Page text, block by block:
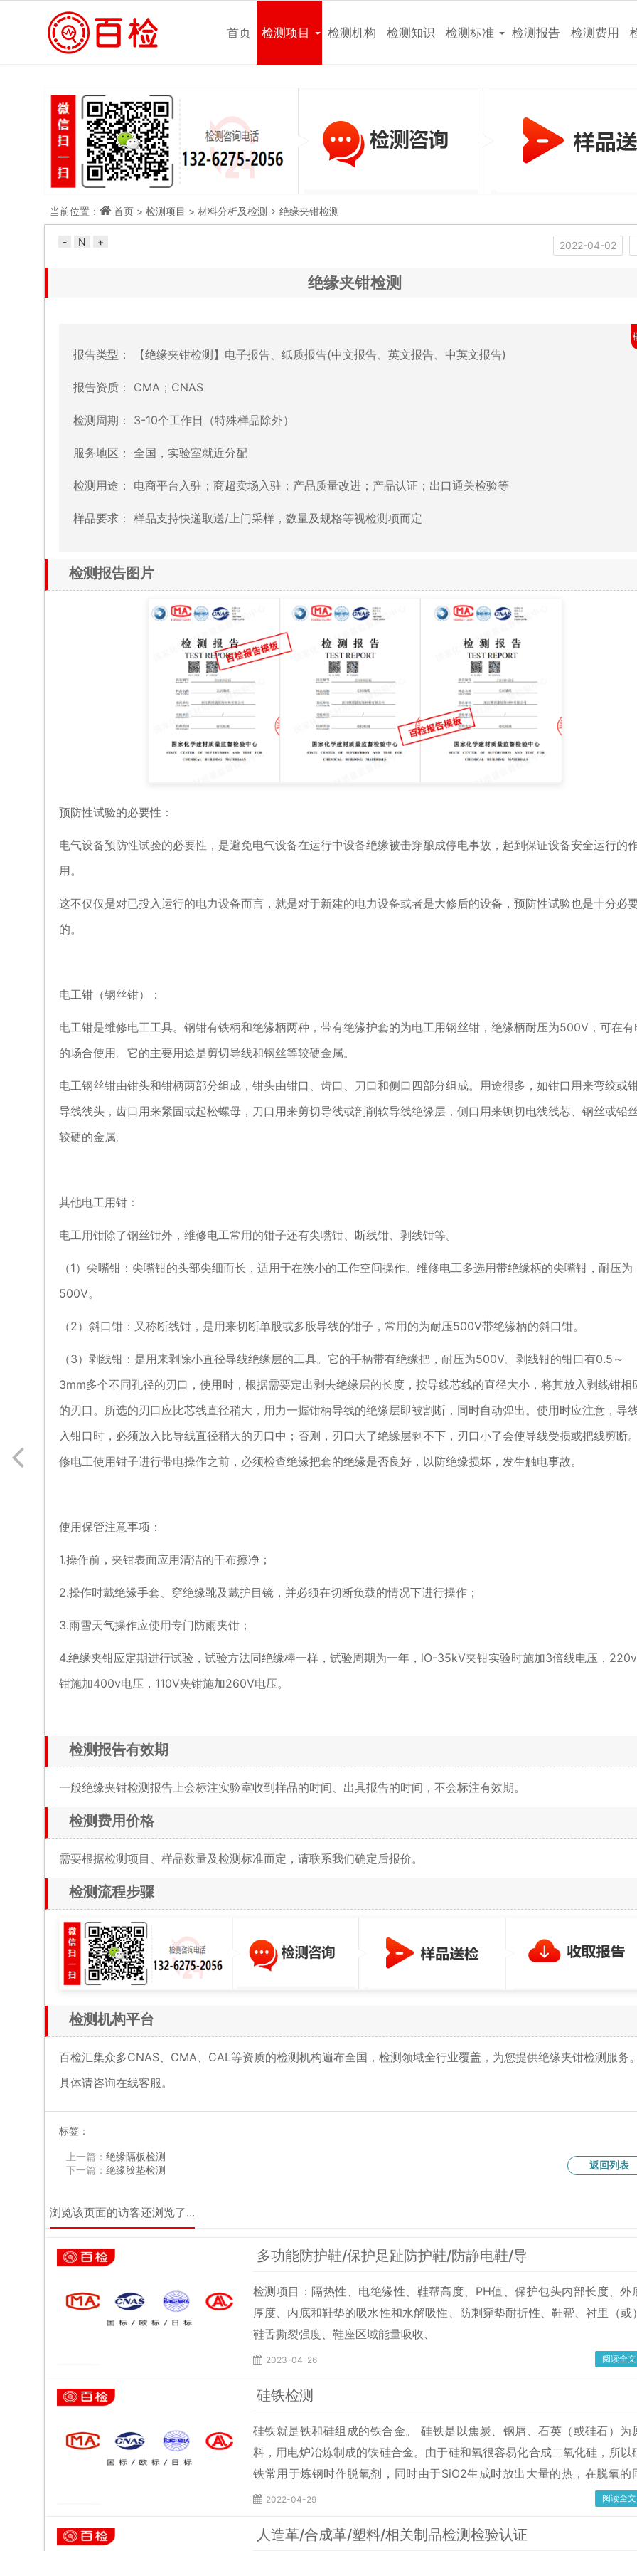
做检测，上百检网！
首页 检测项目 检测机构 检测知识 检测标准 检测报告 检测费用
当前位置： 首页 > 检测项目 > 材料分析及检测 绝缘夹钳检测
2022-04-02
- N +
绝缘夹钳检测
报告类型： 【绝缘夹钳检测】电子报告、纸质报告(中文报告、英文报告、中英文报告)
报告资质： CMA；CNAS
检测周期： 3-10个工作日（特殊样品除外）
服务地区： 全国，实验室就近分配
检测用途： 电商平台入驻；商超卖场入驻；产品质量改进；产品认证；出口通关检验等
样品要求： 样品支持快递取送/上门采样，数量及规格等视检测项而定
检测报告图片
预防性试验的必要性：
电气设备预防性试验的必要性，是避免电气设备在运行中设备绝缘被击穿酿成停电事故，起到保证设备安全运行的
用。
这不仅仅是对已投入运行的电力设备而言，就是对于新建的电力设备或者是大修后的设备，预防性试验也是十分必
的。
电工钳（钢丝钳）：
电工钳是维修电工工具。钢钳有铁柄和绝缘柄两种，带有绝缘护套的为电工用钢丝钳，绝缘柄耐压为500V，可在有
的场合使用。它的主要用途是剪切导线和钢丝等较硬金属。
电工钢丝钳由钳头和钳柄两部分组成，钳头由钳口、齿口、刀口和侧口四部分组成。用途很多，如钳口用来弯绞或
导线线头，齿口用来紧固或起松螺母，刀口用来剪切导线或剖削软导线绝缘层，侧口用来铡切电线线芯、钢丝或铅
较硬的金属。
其他电工用钳：
电工用钳除了钢丝钳外，维修电工常用的钳子还有尖嘴钳、断线钳、剥线钳等。
（1）尖嘴钳：尖嘴钳的头部尖细而长，适用于在狭小的工作空间操作。维修电工多选用带绝缘柄的尖嘴钳，耐压为
500V。
（2）斜口钳：又称断线钳，是用来切断单股或多股导线的钳子，常用的为耐压500V带绝缘柄的斜口钳。
（3）剥线钳：是用来剥除小直径导线绝缘层的工具。它的手柄带有绝缘把，耐压为500V。剥线钳的钳口有0.5～
3mm多个不同孔径的刃口，使用时，根据需要定出剥去绝缘层的长度，按导线芯线的直径大小，将其放入剥线钳相
的刃口。所选的刃口应比芯线直径稍大，用力一握钳柄导线的绝缘层即被割断，同时自动弹出。使用时应注意，导
入钳口时，必须放入比导线直径稍大的刃口中；否则，刃口大了绝缘层剥不下，刃口小了会使导线受损或把线剪断
修电工使用钳子进行带电操作之前，必须检查绝缘把套的绝缘是否良好，以防绝缘损坏，发生触电事故。
使用保管注意事项：
1.操作前，夹钳表面应用清洁的干布擦净；
2.操作时戴绝缘手套、穿绝缘靴及戴护目镜，并必须在切断负载的情况下进行操作；
3.雨雪天气操作应使用专门防雨夹钳；
4.绝缘夹钳应定期进行试验，试验方法同绝缘棒一样，试验周期为一年，lO-35kV夹钳实验时施加3倍线电压，
钳施加400v电压，110V夹钳施加260V电压。
检测报告有效期
一般绝缘夹钳检测报告上会标注实验室收到样品的时间、出具报告的时间，不会标注有效期。
检测费用价格
需要根据检测项目、样品数量及检测标准而定，请联系我们确定后报价。
检测流程步骤
检测机构平台
百检汇集众多CNAS、CMA、CAL等资质的检测机构遍布全国，检测领域全行业覆盖，为您提供绝缘夹钳检测服务
具体请咨询在线客服。
标签：
返回列表
上一篇： 绝缘隔板检测
下一篇： 绝缘胶垫检测
浏览该页面的访客还浏览了...
多功能防护鞋/保护足趾防护鞋/防静电鞋/导
检测项目：隔热性、电绝缘性、鞋帮高度、PH值、保护包头内部长度、外
厚度、内底和鞋垫的吸水性和水解吸性、防刺穿垫耐折性、鞋帮、衬里（或
鞋舌撕裂强度、鞋座区域能量吸收、
2023-04-26 阅读全文
硅铁检测
硅铁就是铁和硅组成的铁合金。 硅铁是以焦炭、钢屑、石英（或硅石）为
料，用电炉冶炼制成的铁硅合金。由于硅和氧很容易化合成二氧化硅，所以
铁常用于炼钢时作脱氧剂，同时由于SiO2生成时放出大量的热，在脱氧的
时，对提高钢水温度也是有利的。同时，硅铁还可作为合金元素加入剂，广
金生产及化学工业中，常用作还原剂。
2022-04-29 阅读全文
人造革/合成革/塑料/相关制品检测检验认证